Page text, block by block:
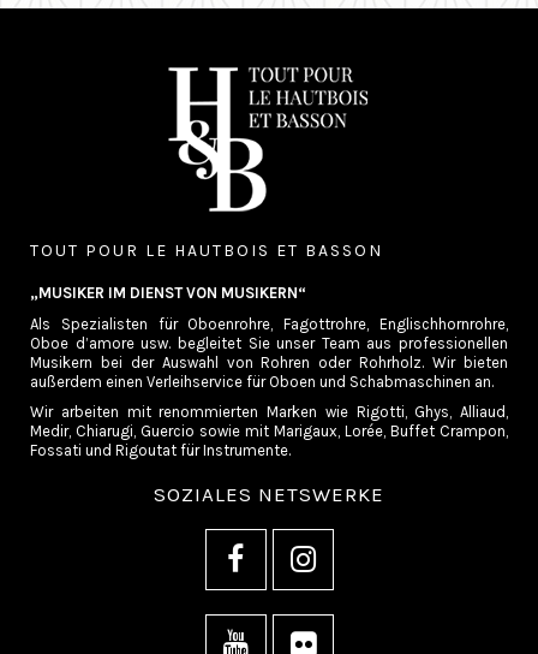
TOUT POUR LE HAUTBOIS ET BASSON
„MUSIKER IM DIENST VON MUSIKERN“
Als Spezialisten für Oboenrohre, Fagottrohre, Englischhornrohre,
Oboe d’amore usw. begleitet Sie unser Team aus professionellen
Musikern bei der Auswahl von Rohren oder Rohrholz. Wir bieten
außerdem einen Verleihservice für Oboen und Schabmaschinen an.
Wir arbeiten mit renommierten Marken wie Rigotti, Ghys, Alliaud,
Medir, Chiarugi, Guercio sowie mit Marigaux, Lorée, Buffet Crampon,
Fossati und Rigoutat für Instrumente.
SOZIALES NETSWERKE